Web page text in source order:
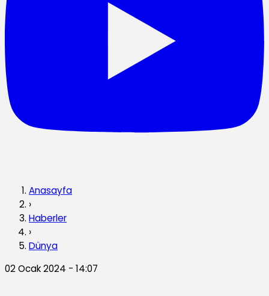
Anasayfa
›
Haberler
›
Dünya
02 Ocak 2024 - 14:07